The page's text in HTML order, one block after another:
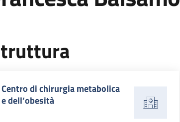
Centro di chirurgia metabolica
e dell’obesità